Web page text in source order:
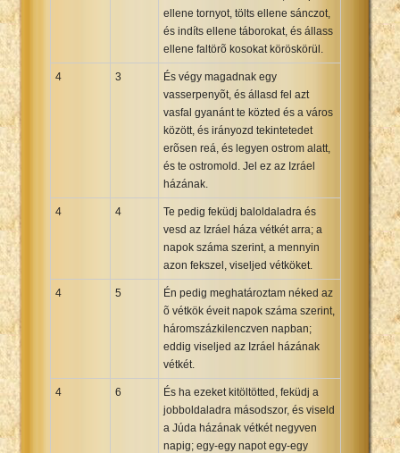
ellene tornyot, tölts ellene sánczot,
és indíts ellene táborokat, és állass
ellene faltörõ kosokat köröskörül.
4 3
És végy magadnak egy
vasserpenyõt, és állasd fel azt
vasfal gyanánt te közted és a város
között, és irányozd tekintetedet
erõsen reá, és legyen ostrom alatt,
és te ostromold. Jel ez az Izráel
házának.
4 4
Te pedig feküdj baloldaladra és
vesd az Izráel háza vétkét arra; a
napok száma szerint, a mennyin
azon fekszel, viseljed vétköket.
4 5
Én pedig meghatároztam néked az
õ vétkök éveit napok száma szerint,
háromszázkilenczven napban;
eddig viseljed az Izráel házának
vétkét.
4 6
És ha ezeket kitöltötted, feküdj a
jobboldaladra másodszor, és viseld
a Júda házának vétkét negyven
napig; egy-egy napot egy-egy